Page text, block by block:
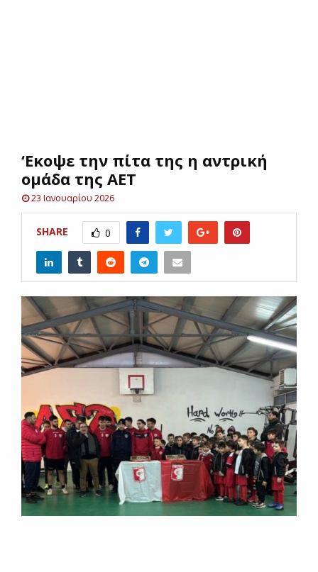
‘Εκοψε την πίτα της η αντρική
ομάδα της ΑΕΤ
23 Ιανουαρίου 2026
SHARE 0